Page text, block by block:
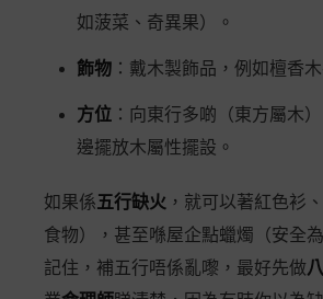
如菠菜、奇異果）。
飾物 ：戴木製飾品，例如檀香木
方位 ：向東行多啲（東方屬木
邊擺放木屬性擺設。
如果係五行缺火 ，就可以著紅色衫
食物），甚至喺屋企點蠟燭（安全
記住，補五行唔係亂嚟，最好先做